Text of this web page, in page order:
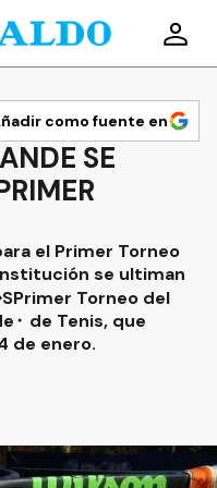
como fuente en
SE
el Primer Torneo
se ultiman
Torneo del
de Tenis, que
de enero.